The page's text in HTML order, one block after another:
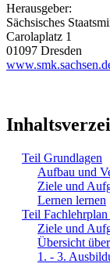
Herausgeber:
Sächsisches
Carolaplatz 1
01097 Dresden
Teil Grundlagen
Aufbau und
Ziele und
Lernen lernen
Teil
Ziele und
Übersicht
1. - 3.